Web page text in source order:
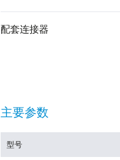
配套连接器
主要参数
型号